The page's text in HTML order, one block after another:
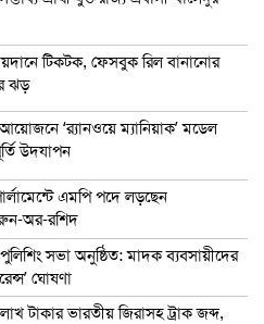
টিকটক, ফেসবুক রিল বানানোর
ঝড়
‘র‍্যানওয়ে ম্যানিয়াক’ মডেল
উদযাপন
এমপি পদে লড়ছেন
অর-রশিদ
সভা অনুষ্ঠিত: মাদক ব্যবসায়ীদের
ঘোষণা
টাকার ভারতীয় জিরাসহ ট্রাক জব্দ,